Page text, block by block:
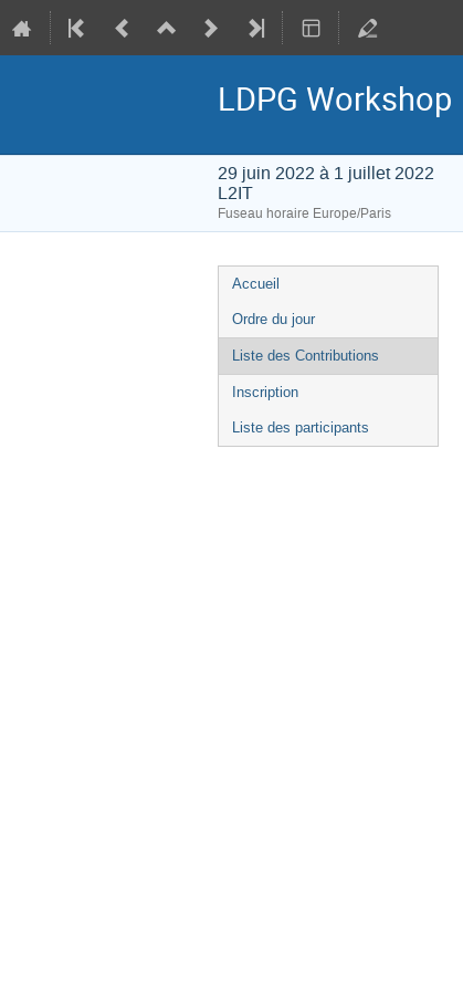
LDPG Workshop
29 juin 2022 à 1 juillet 2022
L2IT
Fuseau horaire Europe/Paris
Menu
de
l'événement
Accueil
Ordre du jour
Liste des Contributions
Inscription
Liste des participants